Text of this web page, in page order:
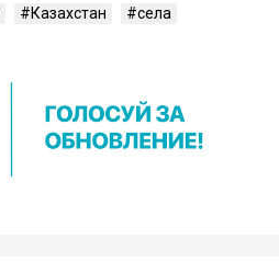
Казахстан села